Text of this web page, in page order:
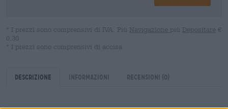
* I prezzi sono comprensivi di IVA. Più Navigazione più Depositare €
0,30
* I prezzi sono comprensivi di accisa
Descrizione Informazioni Recensioni (0)